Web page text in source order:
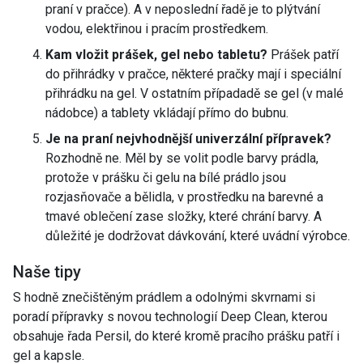
praní v pračce). A v neposlední řadě je to plýtvání
vodou, elektřinou i pracím prostředkem.
Kam vložit prášek, gel nebo tabletu? Prášek patří
do přihrádky v pračce, některé pračky mají i speciální
přihrádku na gel. V ostatním případadě se gel (v malé
nádobce) a tablety vkládají přímo do bubnu.
Je na praní nejvhodnější univerzální přípravek?
Rozhodně ne. Měl by se volit podle barvy prádla,
protože v prášku či gelu na bílé prádlo jsou
rozjasňovače a bělidla, v prostředku na barevné a
tmavé oblečení zase složky, které chrání barvy. A
důležité je dodržovat dávkování, které uvádní výrobce.
Naše tipy
S hodně znečištěným prádlem a odolnými skvrnami si
poradí přípravky s novou technologií Deep Clean, kterou
obsahuje řada Persil, do které kromě pracího prášku patří i
gel a kapsle.